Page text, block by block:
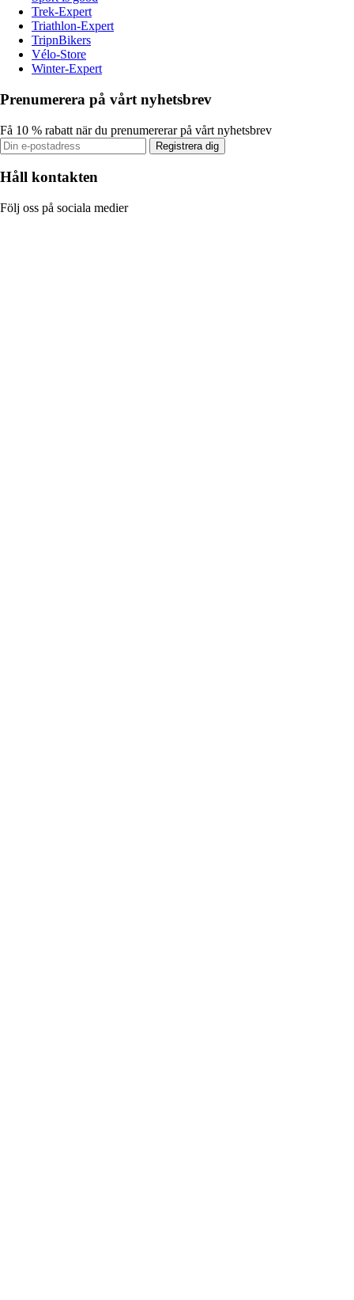
Trek-Expert
Triathlon-Expert
TripnBikers
Vélo-Store
Winter-Expert
Prenumerera på vårt nyhetsbrev
Få 10 % rabatt när du prenumererar på vårt nyhetsbrev
Registrera dig
Håll kontakten
Följ oss på sociala medier